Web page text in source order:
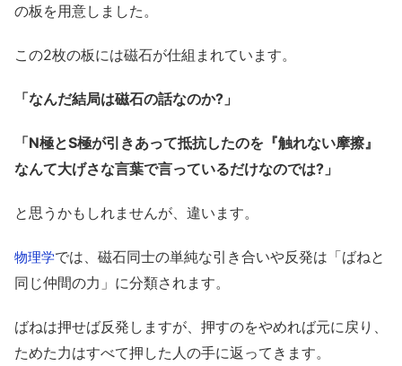
の板を用意しました。
この2枚の板には磁石が仕組まれています。
「なんだ結局は磁石の話なのか?」
「N極とS極が引きあって抵抗したのを『触れない摩擦』
なんて大げさな言葉で言っているだけなのでは?」
と思うかもしれませんが、違います。
物理学では、磁石同士の単純な引き合いや反発は「ばねと
同じ仲間の力」に分類されます。
ばねは押せば反発しますが、押すのをやめれば元に戻り、
ためた力はすべて押した人の手に返ってきます。